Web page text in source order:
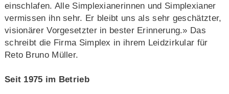
einschlafen. Alle Simplexianerinnen und Simplexianer
vermissen ihn sehr. Er bleibt uns als sehr geschätzter,
visionärer Vorgesetzter in bester Erinnerung.» Das
schreibt die Firma Simplex in ihrem Leidzirkular für
Reto Bruno Müller.
Seit 1975 im Betrieb